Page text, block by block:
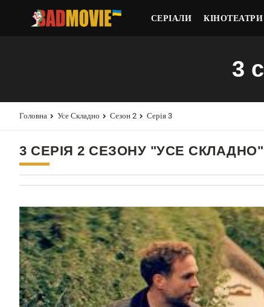
СЕРІАЛИ КІНОТЕАТРИ
3
Головна Усе Складно Сезон 2 Серія 3
3 СЕРІЯ 2 СЕЗОНУ "УСЕ СКЛАДНО"